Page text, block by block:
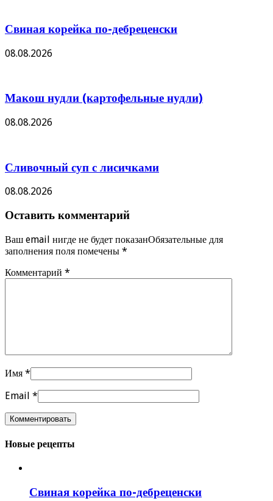
Свиная корейка по-дебреценски
08.08.2026
Макош нудли (картофельные нудли)
08.08.2026
Сливочный суп с лисичками
08.08.2026
Оставить комментарий
Ваш email нигде не будет показанОбязательные для
заполнения поля помечены *
Комментарий *
Имя *
Email *
Новые рецепты
Свиная корейка по-дебреценски